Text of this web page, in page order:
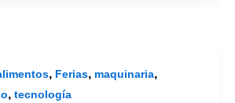
, Ferias, maquinaria,
, tecnología